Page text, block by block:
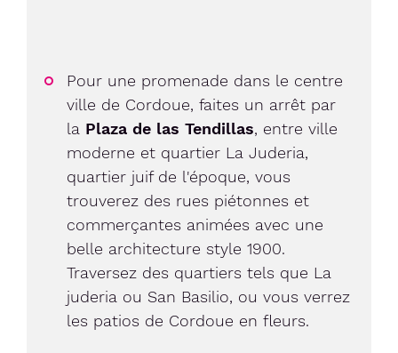
Pour une promenade dans le centre
ville de Cordoue, faites un arrêt par
la Plaza de las Tendillas, entre ville
moderne et quartier La Juderia,
quartier juif de l'époque, vous
trouverez des rues piétonnes et
commerçantes animées avec une
belle architecture style 1900.
Traversez des quartiers tels que La
juderia ou San Basilio, ou vous verrez
les patios de Cordoue en fleurs.